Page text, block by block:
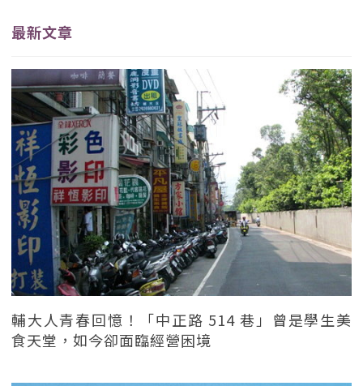
最新文章
輔大人青春回憶！「中正路 514 巷」曾是學生美
食天堂，如今卻面臨經營困境